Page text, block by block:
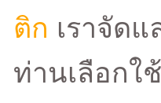
ติก เราจัด
ท่านเลือกใ